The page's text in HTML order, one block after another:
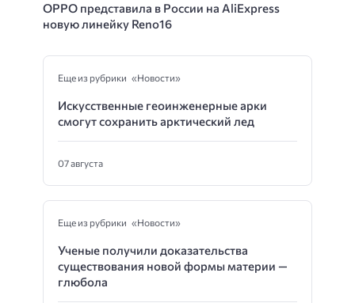
OPPO представила в России на AliExpress
новую линейку Reno16
Еще из рубрики «Новости»
Искусственные геоинженерные арки
смогут сохранить арктический лед
07 августа
Еще из рубрики «Новости»
Ученые получили доказательства
существования новой формы материи —
глюбола